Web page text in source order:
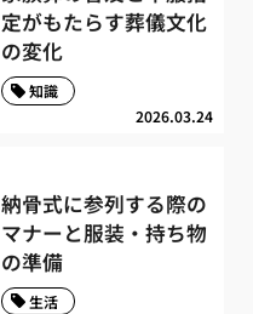
定がもたらす葬儀文化
の変化
2026.03.24
知識
納骨式に参列する際の
マナーと服装・持ち物
の準備
生活